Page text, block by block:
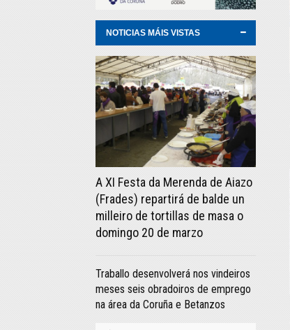
NOTICIAS MÁIS VISTAS
A XI Festa da Merenda de Aiazo
(Frades) repartirá de balde un
milleiro de tortillas de masa o
domingo 20 de marzo
Traballo desenvolverá nos vindeiros
meses seis obradoiros de emprego
na área da Coruña e Betanzos